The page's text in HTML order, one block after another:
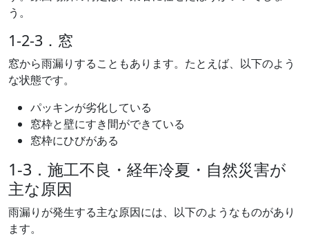
う。
1-2-3．窓
窓から雨漏りすることもあります。たとえば、以下のよう
な状態です。
パッキンが劣化している
窓枠と壁にすき間ができている
窓枠にひびがある
1-3．施工不良・経年冷夏・自然災害が
主な原因
雨漏りが発生する主な原因には、以下のようなものがあり
ます。